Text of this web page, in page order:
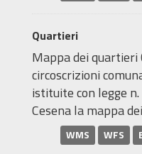
Quartieri
Mappa dei quartieri
circoscrizioni
istituite con legge
Cesena la mappa
WMS WFS